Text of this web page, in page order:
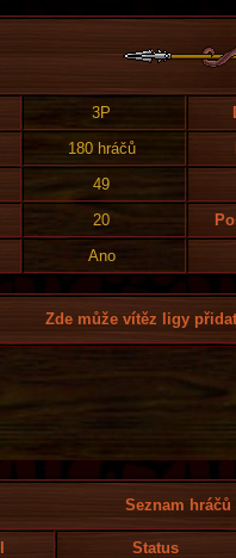
3P
180 hráčů
49
20
Ano
Zde může vítěz ligy
Seznam
Status